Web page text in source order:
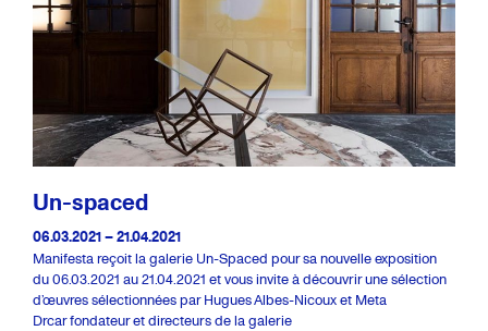
Un-spaced
06.03.2021 – 21.04.2021
Manifesta reçoit la galerie Un-Spaced pour sa nouvelle exposition
du 06.03.2021 au 21.04.2021 et vous invite à découvrir une sélection
d’œuvres sélectionnées par Hugues Albes-Nicoux et Meta
Drcar fondateur et directeurs de la galerie